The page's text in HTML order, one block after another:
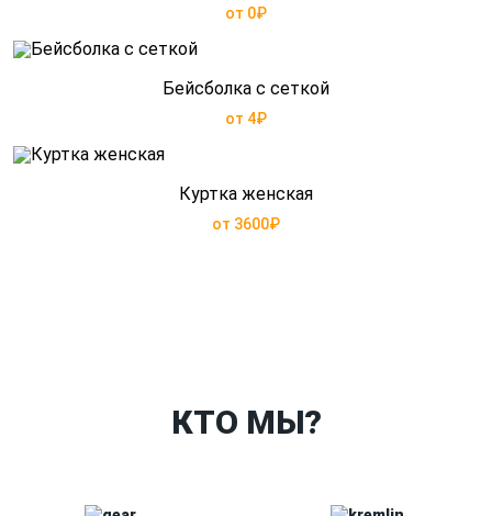
от 0₽
Бейсболка с сеткой
от 4₽
Куртка женская
от 3600₽
КТО МЫ?